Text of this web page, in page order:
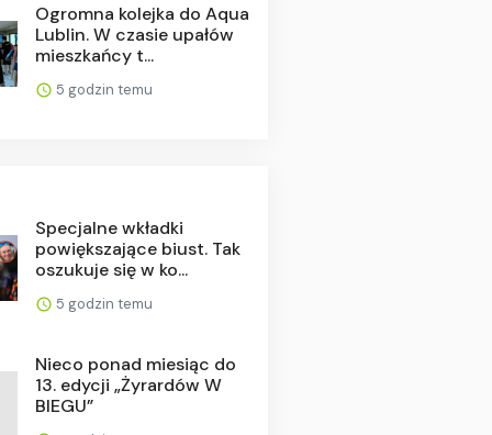
Ogromna kolejka do Aqua
Lublin. W czasie upałów
mieszkańcy t...
5 godzin temu
Specjalne wkładki
powiększające biust. Tak
oszukuje się w ko...
5 godzin temu
Nieco ponad miesiąc do
13. edycji „Żyrardów W
BIEGU”